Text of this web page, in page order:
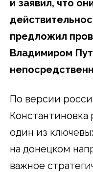
и заявил, что
предложил
Владимиром
По версии
Константиновка
один из
на донецком
важное